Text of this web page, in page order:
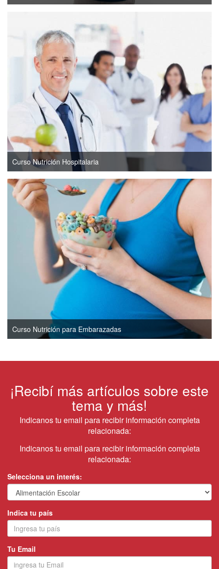
Curso Nutrición Hospitalaria
Curso Nutrición para Embarazadas
¡Recibí más artículos sobre este
tema y más!
Indicanos tu email para recibir información completa
relacionada:
Indicanos tu email para recibir información completa
relacionada:
Selecciona un interés:
Indica tu país
Tu Email